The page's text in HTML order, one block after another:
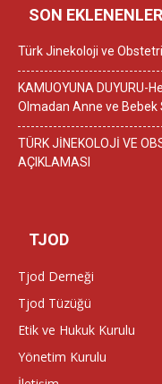
SON EKLENENLER
Türk Jinekoloji ve
KAMUOYUNA DUYURU-
Olmadan Anne ve Bebek
TÜRK JİNEKOLOJİ VE
AÇIKLAMASI
TJOD
Tjod Derneği
Tjod Tüzüğü
Etik ve Hukuk Kurulu
Yönetim Kurulu